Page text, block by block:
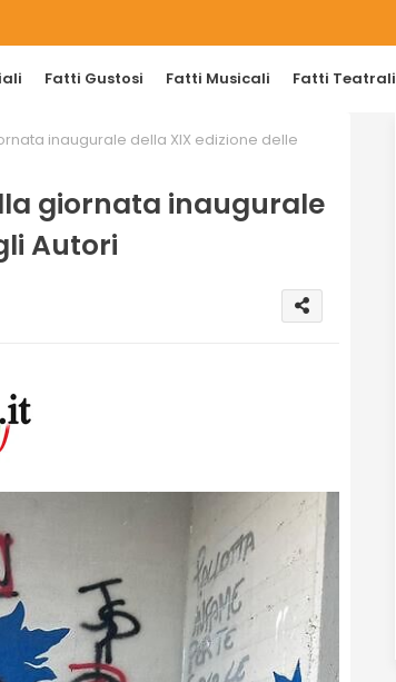
Fatti Gustosi Fatti Musicali Fatti Teatrali
inaugurale della XIX edizione delle
giornata inaugurale
Autori